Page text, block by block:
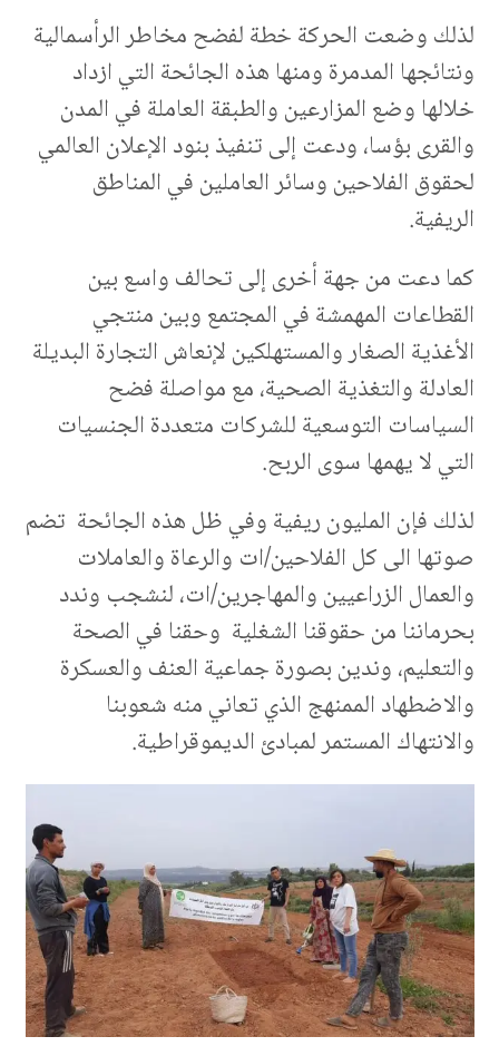
لذلك وضعت الحركة خطة لفضح مخاطر الرأسمالية
ونتائجها المدمرة ومنها هذه الجائحة التي ازداد
خلالها وضع المزارعين والطبقة العاملة في المدن
والقرى بؤسا، ودعت إلى تنفيذ بنود الإعلان العالمي
لحقوق الفلاحين وسائر العاملين في المناطق
الريفية.
كما دعت من جهة أخرى إلى تحالف واسع بين
القطاعات المهمشة في المجتمع وبين منتجي
الأغذية الصغار والمستهلكين لإنعاش التجارة البديلة
العادلة والتغذية الصحية، مع مواصلة فضح
السياسات التوسعية للشركات متعددة الجنسيات
التي لا يهمها سوى الربح.
لذلك فإن المليون ريفية وفي ظل هذه الجائحة تضم
صوتها الى كل الفلاحين/ات والرعاة والعاملات
والعمال الزراعيين والمهاجرين/ات، لنشجب وندد
بحرماننا من حقوقنا الشغلية وحقنا في الصحة
والتعليم، وندين بصورة جماعية العنف والعسكرة
والاضطهاد الممنهج الذي تعاني منه شعوبنا
والانتهاك المستمر لمبادئ الديموقراطية.